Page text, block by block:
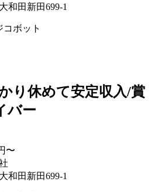
和田新田699-1
ボット
り休めて安定収入/賞
バー
〜
和田新田699-1